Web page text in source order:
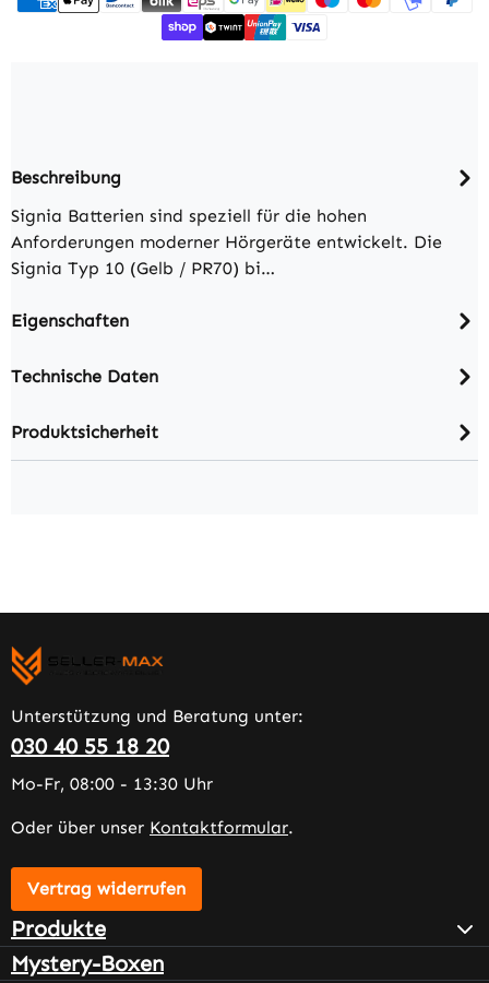
Beschreibung
Signia Batterien sind speziell für die hohen
Anforderungen moderner Hörgeräte entwickelt. Die
Signia Typ 10 (Gelb / PR70) bi…
Eigenschaften
Technische Daten
Produktsicherheit
Unterstützung und Beratung unter:
030 40 55 18 20
Mo-Fr, 08:00 - 13:30 Uhr
Oder über unser Kontaktformular.
Vertrag widerrufen
Produkte
Mystery-Boxen